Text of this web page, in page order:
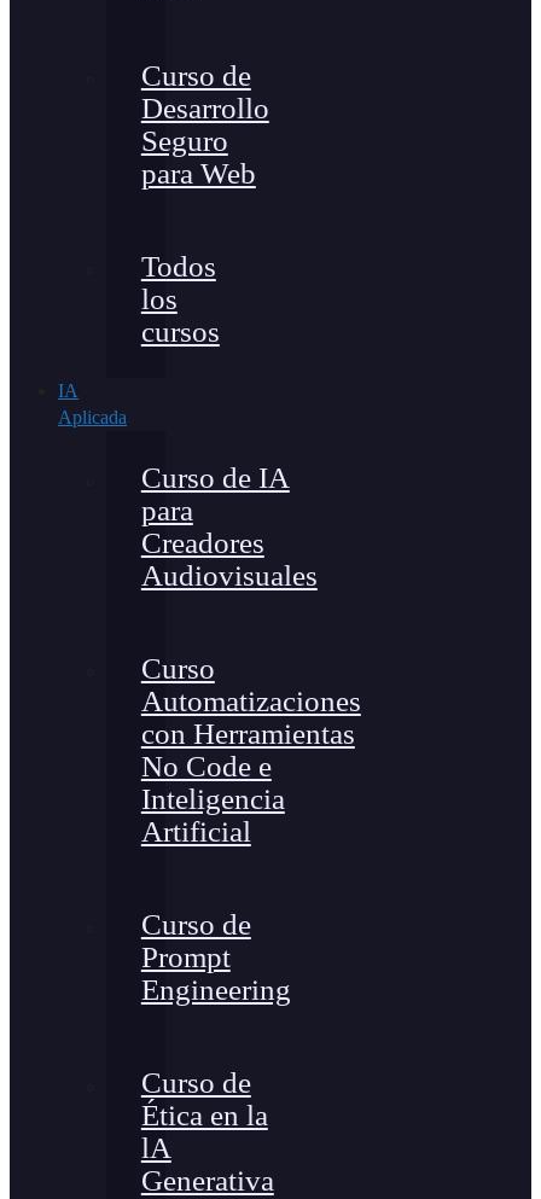
Curso de
Desarrollo
Seguro
para Web
Todos
los
cursos
IA
Aplicada
Curso de IA
para
Creadores
Audiovisuales
Curso
Automatizaciones
con Herramientas
No Code e
Inteligencia
Artificial
Curso de
Prompt
Engineering
Curso de
Ética en la
lA
Generativa